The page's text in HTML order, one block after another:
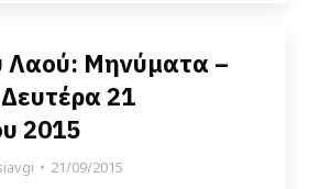
Λαού: Μηνύματα –
21
2015
21/09/2015